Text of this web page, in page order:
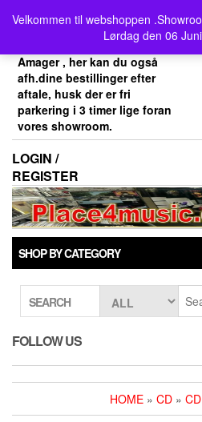
content
Velkommen til webshoppen
Lørdag den 06
Velkommen her i
Place4music`s webshop .
Vores showroom ligger på
Amager , her kan du også
afh.dine bestillinger efter
aftale, husk der er fri
parkering i 3 timer lige foran
vores showroom.
LOGIN /
REGISTER
SHOP BY CATEGORY
SEARCH
FOLLOW US
HOME » CD »